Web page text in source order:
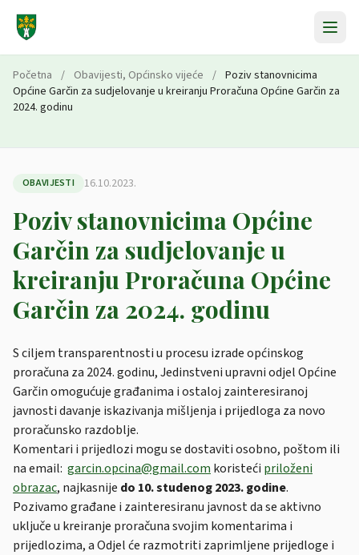
Početna / Obavijesti, Općinsko vijeće / Poziv stanovnicima
Općine Garčin za sudjelovanje u kreiranju Proračuna Općine Garčin za
2024. godinu
OBAVIJESTI 16.10.2023.
Poziv stanovnicima Općine
Garčin za sudjelovanje u
kreiranju Proračuna Općine
Garčin za 2024. godinu
S ciljem transparentnosti u procesu izrade općinskog
proračuna za 2024. godinu, Jedinstveni upravni odjel Općine
Garčin omogućuje građanima i ostaloj zainteresiranoj
javnosti davanje iskazivanja mišljenja i prijedloga za novo
proračunsko razdoblje.
Komentari i prijedlozi mogu se dostaviti osobno, poštom ili
na email: garcin.opcina@gmail.com koristeći priloženi
obrazac, najkasnije do 10. studenog 2023. godine.
Pozivamo građane i zainteresiranu javnost da se aktivno
uključe u kreiranje proračuna svojim komentarima i
prijedlozima, a Odjel će razmotriti zaprimljene prijedloge i